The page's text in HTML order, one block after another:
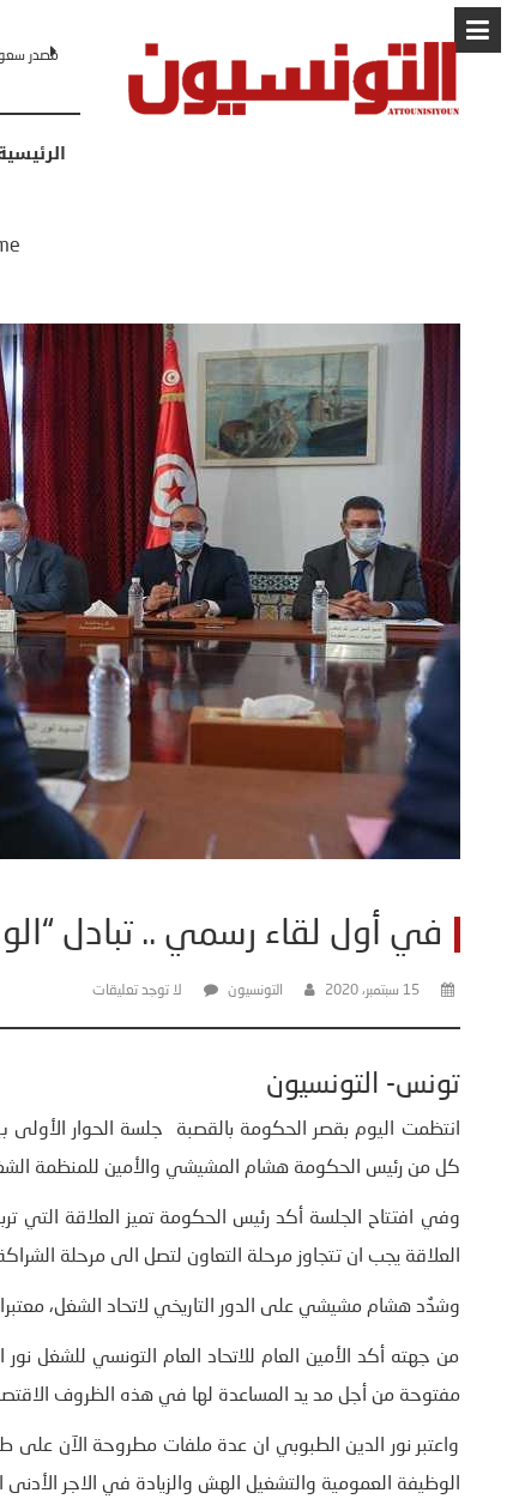
البابا:
في أول لقاء رسمي .. تبادل
15 سبتمبر، 2020 التونسيون لا توجد تعليقات
تونس- التونسيون
انتظمت اليوم بقصر الحكومة بالقصبة جلسة الحوار الأولى
كل من رئيس الحكومة هشام المشيشي والأمين للمنظمة
وفي افتتاح الجلسة أكد رئيس الحكومة تميز العلاقة التي
العلاقة يجب ان تتجاوز مرحلة التعاون لتصل الى مرحلة
وشدٌد هشام مشيشي على الدور التاريخي لاتحاد الشغل،
من جهته أكد الأمين العام للاتحاد العام التونسي للشغل
مفتوحة من أجل مد يد المساعدة لها في هذه الظروف
واعتبر نور الدين الطبوبي ان عدة ملفات مطروحة الآن
الوظيفة العمومية والتشغيل الهش والزيادة في الاجر